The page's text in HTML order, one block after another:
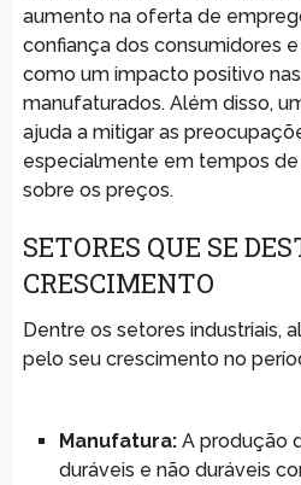
aumento na oferta de
confiança dos consumidores
como um impacto positivo
manufaturados. Além disso,
ajuda a mitigar as
especialmente em tempos
sobre os preços.
SETORES QUE SE
CRESCIMENTO
Dentre os setores industriais,
pelo seu crescimento no
Manufatura:A produção
duráveis e não duráveis